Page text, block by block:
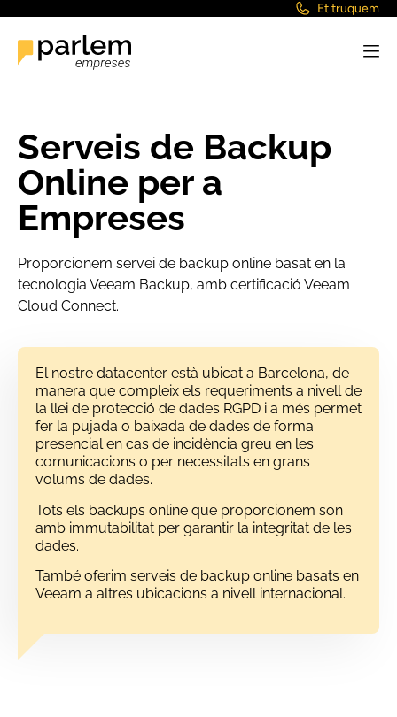
Et truquem
Serveis de Backup
Online per a
Empreses
Proporcionem servei de backup online basat en la
tecnologia Veeam Backup, amb certificació Veeam
Cloud Connect.
El nostre datacenter està ubicat a Barcelona, de
manera que compleix els requeriments a nivell de
la llei de protecció de dades RGPD i a més permet
fer la pujada o baixada de dades de forma
presencial en cas de incidència greu en les
comunicacions o per necessitats en grans
volums de dades.
Tots els backups online que proporcionem son
amb immutabilitat per garantir la integritat de les
dades.
També oferim serveis de backup online basats en
Veeam a altres ubicacions a nivell internacional.